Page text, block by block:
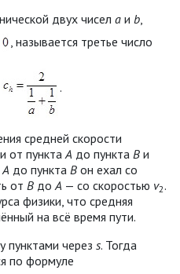
двух чисел a и b,
, называется третье число
.
средней скорости
от пунктаА до пункта В и
А до пункта B он ехал со
от B доA — со скоростью v2.
физики, что средняя
на всё время пути.
пунктами через s. Тогда
по формуле